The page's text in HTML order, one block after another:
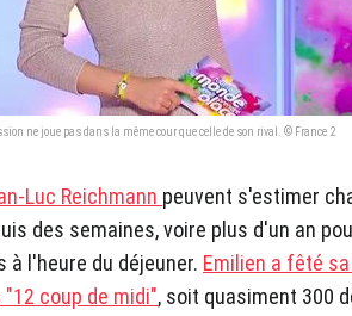
ne joue pas dans la même cour que celle de son rival. © France 2
Luc Reichmann peuvent s'estimer
des semaines, voire plus d'un an
à l'heure du déjeuner. Emilien a fêté
coup de midi", soit quasiment 300